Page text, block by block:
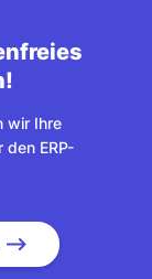
wir Ihre
ERP-